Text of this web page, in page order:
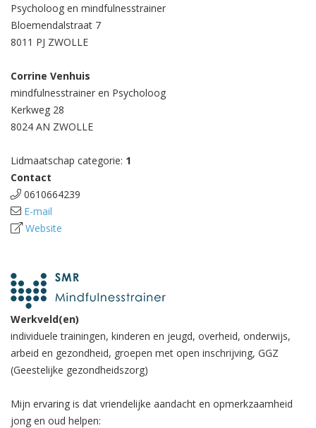
Psycholoog en mindfulnesstrainer
Bloemendalstraat 7
8011 PJ ZWOLLE
Corrine Venhuis
mindfulnesstrainer en Psycholoog
Kerkweg 28
8024 AN ZWOLLE
Lidmaatschap categorie: 1
Contact
0610664239
E-mail
Website
Werkveld(en)
individuele trainingen, kinderen en jeugd, overheid, onderwijs,
arbeid en gezondheid, groepen met open inschrijving, GGZ
(Geestelijke gezondheidszorg)
Mijn ervaring is dat vriendelijke aandacht en opmerkzaamheid
jong en oud helpen: